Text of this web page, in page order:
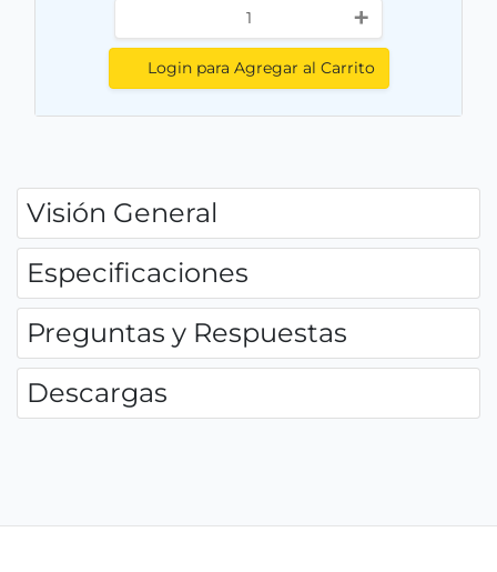
+
Login para Agregar al Carrito
Visión General
Especificaciones
Preguntas y Respuestas
Descargas